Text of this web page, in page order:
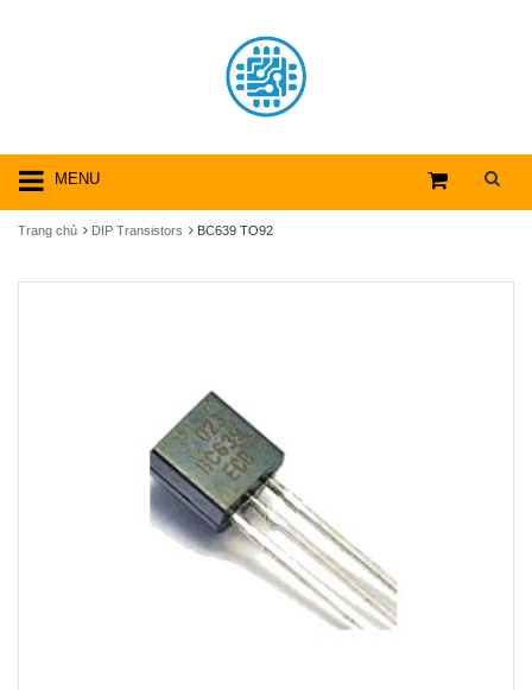
MENU
Trang chủ DIP Transistors BC639 TO92